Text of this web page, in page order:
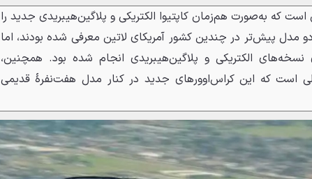
است که به‌صورت هم‌زمان کاپتیوا الکتریکی و پلاگین‌هیبریدی جدید را
مدل پیش‌تر در چندین کشور آمریکای لاتین معرفی شده بودند، اما
نسخه‌های الکتریکی و پلاگین‌هیبریدی انجام شده بود. همچنین،
است که این کراس‌اوورهای جدید در کنار مدل هفت‌نفرهٔ قدیمی